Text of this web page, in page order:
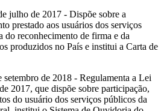
julho de 2017 - Dispõe sobre a
prestado aos usuários dos serviços
do reconhecimento de firma e da
produzidos no País e institui a Carta de
setembro de 2018 - Regulamenta a Lei
2017, que dispõe sobre participação,
do usuário dos serviços públicos da